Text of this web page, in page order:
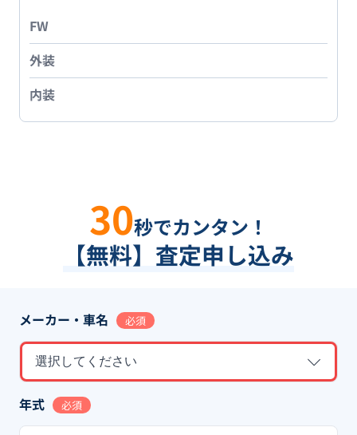
FW
外装
内装
30秒でカンタン！
【無料】査定申し込み
メーカー・車名 必須
選択してください
年式 必須